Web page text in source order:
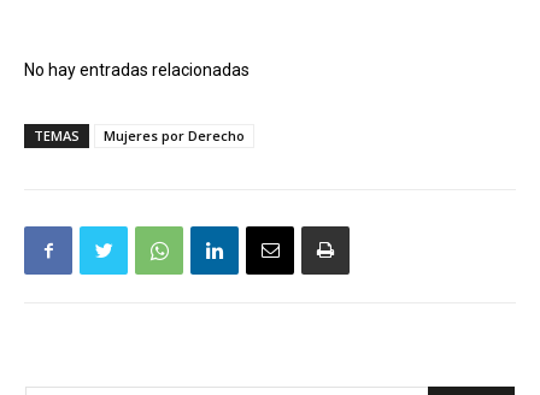
No hay entradas relacionadas
TEMAS Mujeres por Derecho